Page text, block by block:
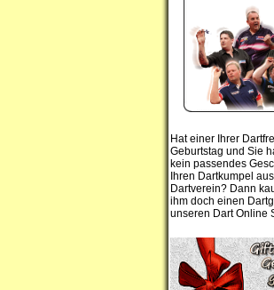
Hat einer Ihrer
Geburtstag und Sie
kein passendes
Ihren Dartkumpel
Dartverein? Dann
ihm doch einen
unseren Dart Online